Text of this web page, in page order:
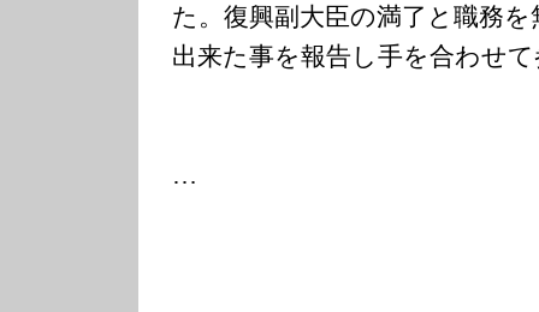
た。復興副大臣の満了と職務
出来た事を報告し手を合わせ
…